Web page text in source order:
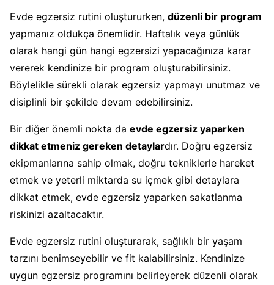
Evde egzersiz rutini oluştururken, düzenli bir program
yapmanız oldukça önemlidir. Haftalık veya günlük
olarak hangi gün hangi egzersizi yapacağınıza karar
vererek kendinize bir program oluşturabilirsiniz.
Böylelikle sürekli olarak egzersiz yapmayı unutmaz ve
disiplinli bir şekilde devam edebilirsiniz.
Bir diğer önemli nokta da evde egzersiz yaparken
dikkat etmeniz gereken detaylardır. Doğru egzersiz
ekipmanlarına sahip olmak, doğru tekniklerle hareket
etmek ve yeterli miktarda su içmek gibi detaylara
dikkat etmek, evde egzersiz yaparken sakatlanma
riskinizi azaltacaktır.
Evde egzersiz rutini oluşturarak, sağlıklı bir yaşam
tarzını benimseyebilir ve fit kalabilirsiniz. Kendinize
uygun egzersiz programını belirleyerek düzenli olarak